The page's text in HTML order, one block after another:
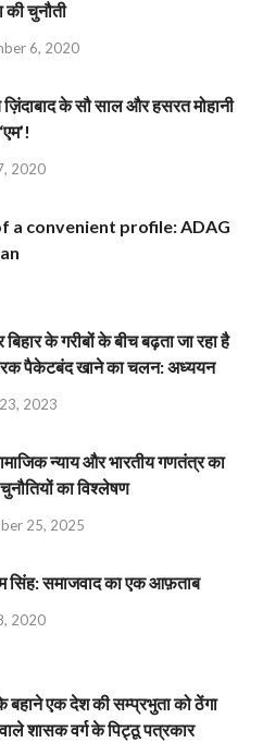
की चुनौती
6, 2020
के सौ साल और हसरत मोहानी
2020
a convenient profile: ADAG
के गरीबों के बीच बढ़ता जा रहा है
पैकेटबंद खाने का चलन: अध्ययन
2023
न्याय और भारतीय गणतंत्र का
का विश्लेषण
25, 2025
सिंह: समाजवाद का एक आफ़ताब
2020
बहाने एक देश की सम्प्रभुता को ठेंगा
शासक वर्ग के पिट्ठू पत्रकार